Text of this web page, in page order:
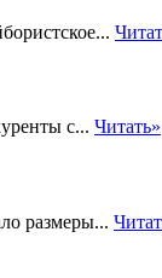
с... Читать»
размеры...